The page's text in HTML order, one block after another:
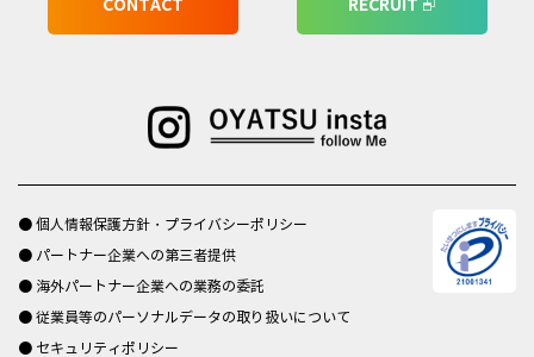
CONTACT RECRUIT
● 個人情報保護方針・プライバシーポリシー
● パートナー企業への第三者提供
● 海外パートナー企業への業務の委託
● 従業員等のパーソナルデータの取り扱いについて
● セキュリティポリシー